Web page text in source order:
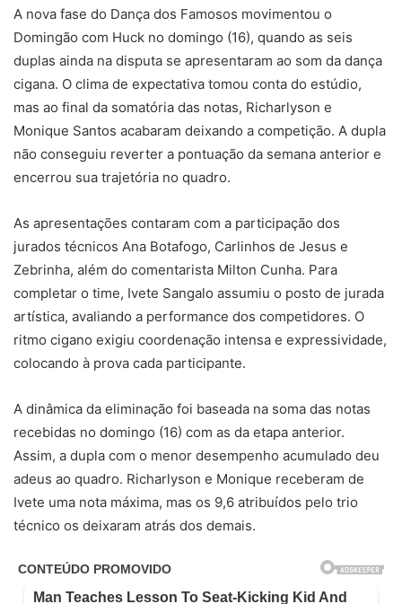
A nova fase do Dança dos Famosos movimentou o
Domingão com Huck no domingo (16), quando as seis
duplas ainda na disputa se apresentaram ao som da dança
cigana. O clima de expectativa tomou conta do estúdio,
mas ao final da somatória das notas, Richarlyson e
Monique Santos acabaram deixando a competição. A dupla
não conseguiu reverter a pontuação da semana anterior e
encerrou sua trajetória no quadro.
As apresentações contaram com a participação dos
jurados técnicos Ana Botafogo, Carlinhos de Jesus e
Zebrinha, além do comentarista Milton Cunha. Para
completar o time, Ivete Sangalo assumiu o posto de jurada
artística, avaliando a performance dos competidores. O
ritmo cigano exigiu coordenação intensa e expressividade,
colocando à prova cada participante.
A dinâmica da eliminação foi baseada na soma das notas
recebidas no domingo (16) com as da etapa anterior.
Assim, a dupla com o menor desempenho acumulado deu
adeus ao quadro. Richarlyson e Monique receberam de
Ivete uma nota máxima, mas os 9,6 atribuídos pelo trio
técnico os deixaram atrás dos demais.